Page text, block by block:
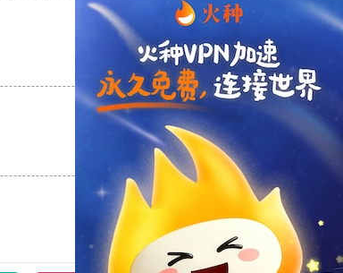
支持 [0] 反对 [0]
支持